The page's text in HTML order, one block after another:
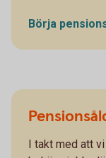
Börja
I takt med att